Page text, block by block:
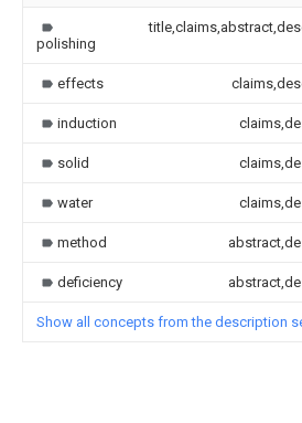
polishing
effects
induction
solid
water
method
deficiency
Show all concepts from the description